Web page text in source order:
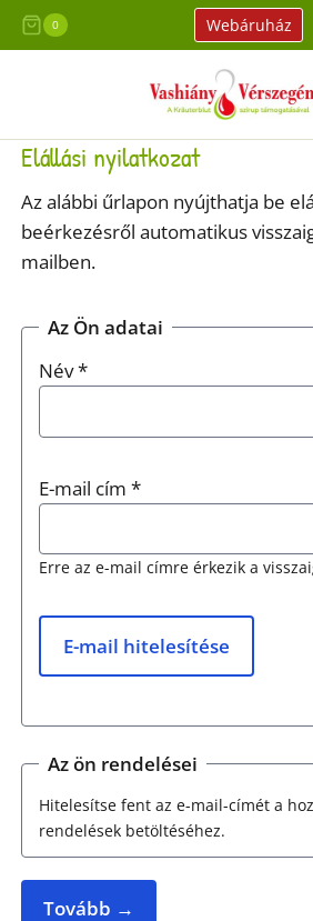
Skip
to
0 Webáruház
1. lépés a 2-ből:
Elállási nyilatkozat
Az alábbi űrlapon nyújthatja be
beérkezésről automatikus
mailben.
Az Ön adatai
Név*
E-mail cím *
Erre az e-mail címre érkezik a
E-mail hitelesítése
Az ön rendelései
Hitelesítse fent az e-mail-címét a
rendelések betöltéséhez.
Tovább →